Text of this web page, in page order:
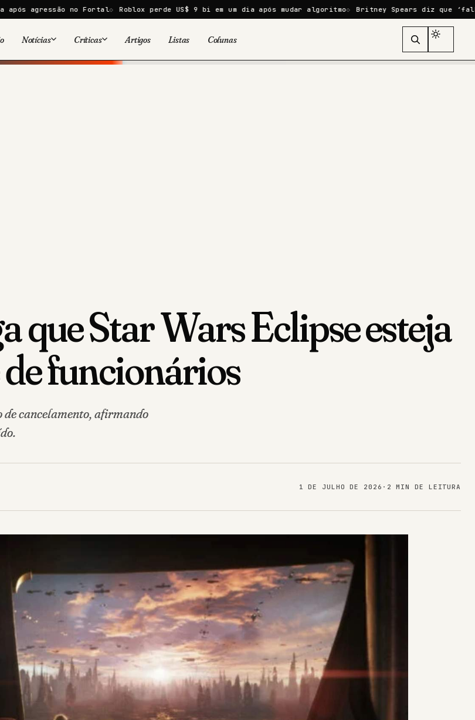
no Fortal Roblox perde US$ 9 bi em um dia após mudar algoritmo Britney Spears diz que ‘falhou como
Notícias Críticas
Cinema
Artigos Listas Colunas
que Star Wars Eclipse esteja
funcionários
de cancelamento, afirmando
1 DE JULHO DE 2026 · 2 MIN DE LEITURA